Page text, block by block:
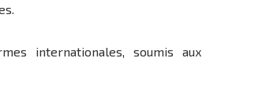
internationales, soumis aux